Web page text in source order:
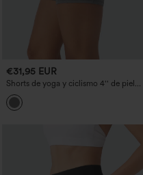
€31,95 EUR
Shorts de yoga y ciclismo 4'' de piel
sintética, de talle alto y con bolsillos